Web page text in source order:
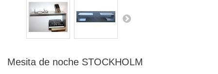
Mesita de noche STOCKHOLM